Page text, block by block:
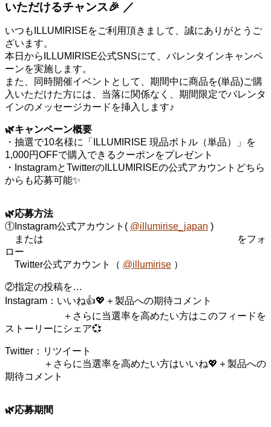
いただけるチャンス🎉 ／
いつもILLUMIRISEをご利用頂きまして、誠にありがとうご
ざいます。
本日からILLUMIRISE公式SNSにて、バレンタインキャンペ
ーンを実施します。
また、同時開催イベントとして、期間中に商品を(単品)ご購
入いただけた方には、当落に関係なく、期間限定でバレンタ
インのメッセージカードを挿入します♪
🌿キャンペーン概要
・抽選で10名様に「ILLUMIRISE 現品ボトル（単品）」を
1,000円OFFで購入できるクーポンをプレゼント
・InstagramとTwitterのILLUMIRISEの公式アカウントどちら
からも応募可能✨
🌿応募方法
①Instagram公式アカウント( @illumirise_japan )
または をフォ
ロー
Twitter公式アカウント（ @illumirise ）
②指定の投稿を…
Instagram：いいね👍💖＋製品への期待コメント
＋さらに当選率を高めたい方はこのフィードを
ストーリーにシェア💞
Twitter：リツイート
＋さらに当選率を高めたい方はいいね💖＋製品への
期待コメント
🌿応募期間